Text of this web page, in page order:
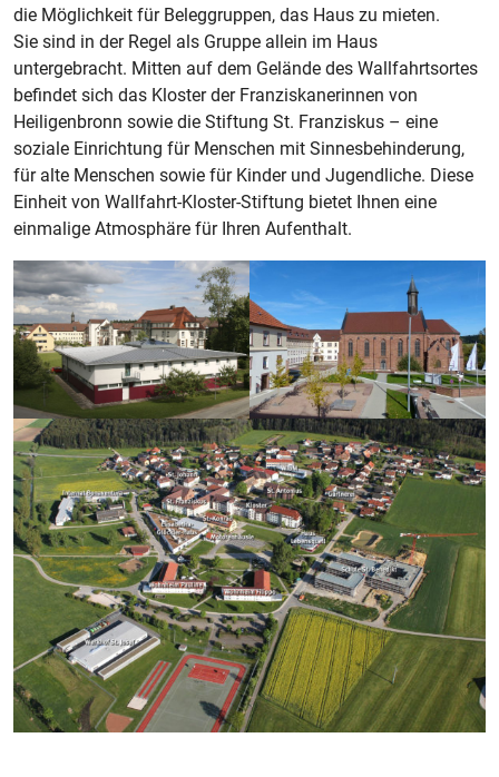
die Möglichkeit für Beleggruppen, das Haus zu mieten.
Sie sind in der Regel als Gruppe allein im Haus
untergebracht. Mitten auf dem Gelände des Wallfahrtsortes
befindet sich das Kloster der Franziskanerinnen von
Heiligenbronn sowie die Stiftung St. Franziskus – eine
soziale Einrichtung für Menschen mit Sinnesbehinderung,
für alte Menschen sowie für Kinder und Jugendliche. Diese
Einheit von Wallfahrt-Kloster-Stiftung bietet Ihnen eine
einmalige Atmosphäre für Ihren Aufenthalt.